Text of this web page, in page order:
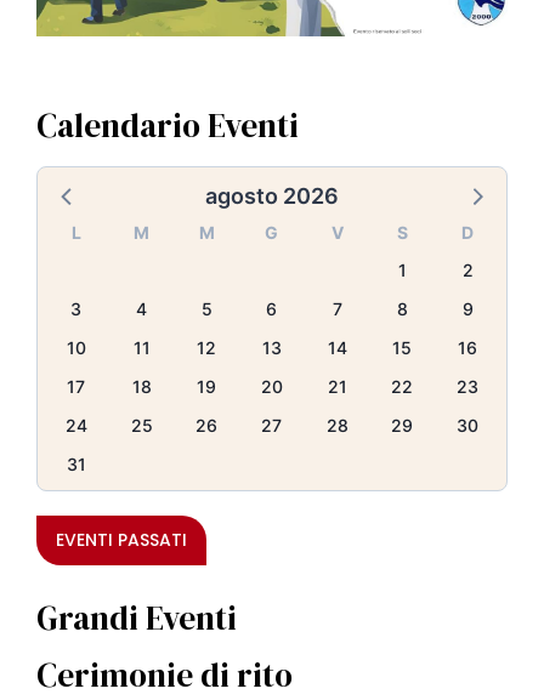
Calendario Eventi
agosto 2026
L M M G V S
D
1
2
3
4 5 6 7 8
9
10
11 12 13 14 15
16
17
18 19 20 21 22
23
24
25 26 27 28 29
30
31
EVENTI PASSATI
Grandi Eventi
Cerimonie di rito